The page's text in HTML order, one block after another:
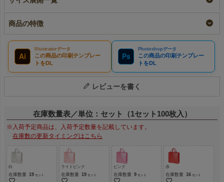
商品の特徴
Ai
Illustratorデータ
この商品の印刷テンプレー
トをDL
Ps
Photoshopデータ
この商品の印刷テンプレー
トをDL
レビューを書く
在庫数量表／単位：セット（1セット100枚入）
※入荷予定商品は、入荷予定数量を記載しています。
在庫数の更新タイミングはこちら
白
在庫数量 19
ライトピンク
在庫数量 19
ピンク
在庫数量 9
赤
在庫数量 16